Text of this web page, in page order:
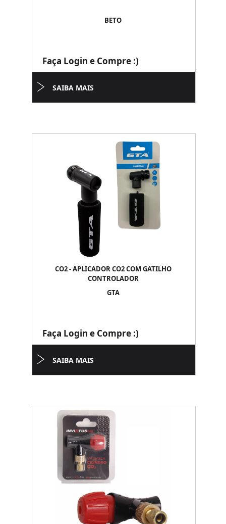
BETO
Faça Login e Compre :)
SAIBA MAIS
CO2 - APLICADOR CO2 COM GATILHO
CONTROLADOR
GTA
Faça Login e Compre :)
SAIBA MAIS